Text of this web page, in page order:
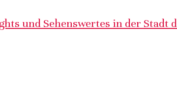
und Sehenswertes in der Stadt